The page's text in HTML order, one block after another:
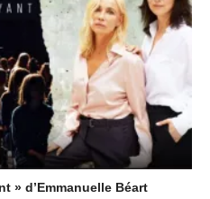
» d’Emmanuelle Béart